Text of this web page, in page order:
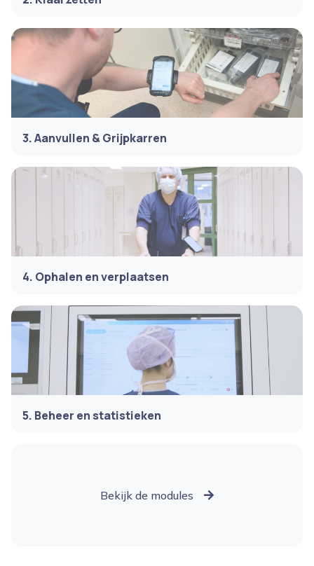
3. Aanvullen & Grijpkarren
4. Ophalen en verplaatsen
5. Beheer en statistieken
Bekijk de modules